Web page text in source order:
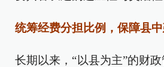
统筹经费分担比例，保障县
长期以来，“以县为主”的财